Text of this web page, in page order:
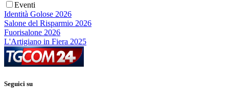
Eventi
Identità Golose 2026
Salone del Risparmio 2026
Fuorisalone 2026
L'Artigiano in Fiera 2025
Seguici su